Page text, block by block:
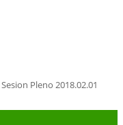
Sesion Pleno 2018.02.01